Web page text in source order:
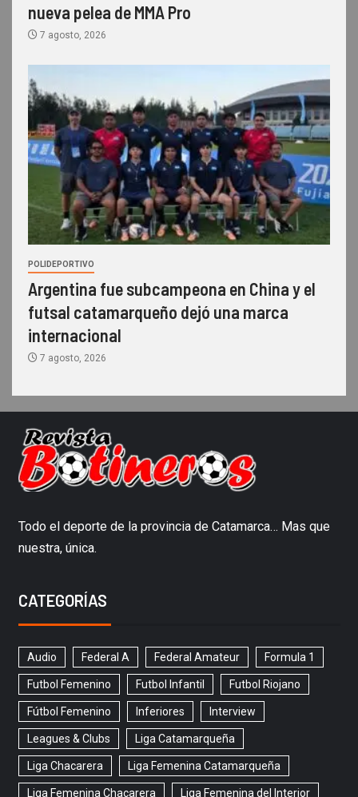
nueva pelea de MMA Pro
7 agosto, 2026
POLIDEPORTIVO
Argentina fue subcampeona en China y el
futsal catamarqueño dejó una marca
internacional
7 agosto, 2026
Todo el deporte de la provincia de Catamarca… Mas que
nuestra, única.
CATEGORÍAS
Audio Federal A Federal Amateur Formula 1
Futbol Femenino Futbol Infantil Futbol Riojano
Fútbol Femenino Inferiores Interview
Leagues & Clubs Liga Catamarqueña
Liga Chacarera Liga Femenina Catamarqueña
Liga Femenina Chacarera Liga Femenina del Interior